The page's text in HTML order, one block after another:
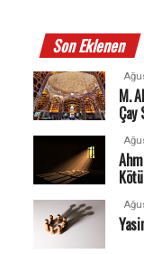
Son Eklenen
M.
Çay